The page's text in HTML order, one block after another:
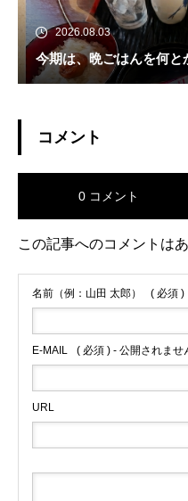
2026.08.03
今期は、晩ごはんを何と
コメント
0 コメント
この記事へのコメントはあ
名前（例：山田 太郎） ( 必須 )
E-MAIL ( 必須 ) - 公開されませ
URL